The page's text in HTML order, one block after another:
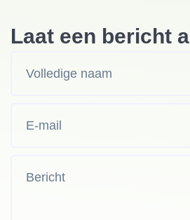
Laat een bericht